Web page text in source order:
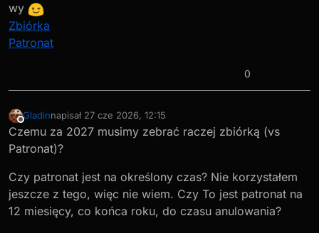
wy
Zbiórka
Patronat
0
Niedostępny
Gladinnapisał 27 cze 2026, 12:15
ostatnio edytowany przez
Czemu za 2027 musimy zebrać raczej zbiórką (vs
Patronat)?
Czy patronat jest na określony czas? Nie korzystałem
jeszcze z tego, więc nie wiem. Czy To jest patronat na
12 miesięcy, co końca roku, do czasu anulowania?